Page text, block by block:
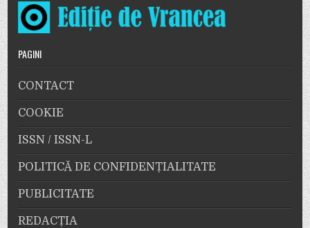
PAGINI
CONTACT
COOKIE
ISSN / ISSN-L
POLITICĂ DE CONFIDENȚIALITATE
PUBLICITATE
REDACȚIA